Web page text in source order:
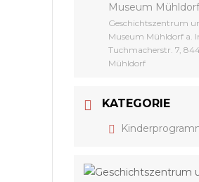
Museum
Geschichtszentrum
Museum Mühldorf a.
Tuchmacherstr. 7,
Mühldorf
KATEGORIE